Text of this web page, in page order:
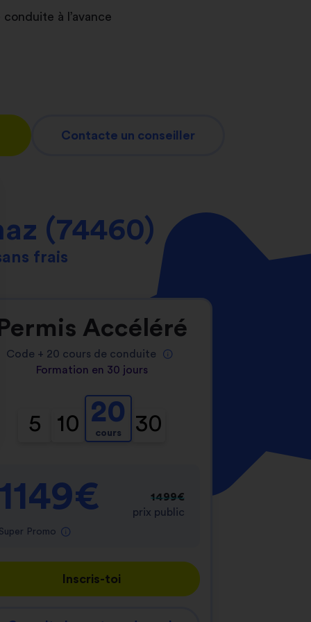
vos paramètres de confidentialité, en
à l’avance
Contacte un conseiller
(74460)
frais
Permis Accéléré
Code + 20 cours de conduite
Formation en 30 jours
5 10 20
cours 30
1149€
Super Promo
1499€
prix public
Inscris-toi